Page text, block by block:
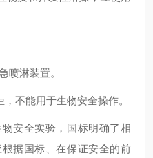
喷淋装置。
不能用于生物安全操作。
安全实验，国标明确了相
据国标、在保证安全的前